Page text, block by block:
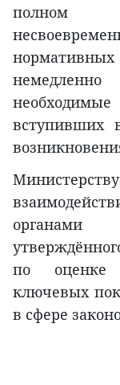
полном
вступивших
органами
по оценке
ключевых
в сфере